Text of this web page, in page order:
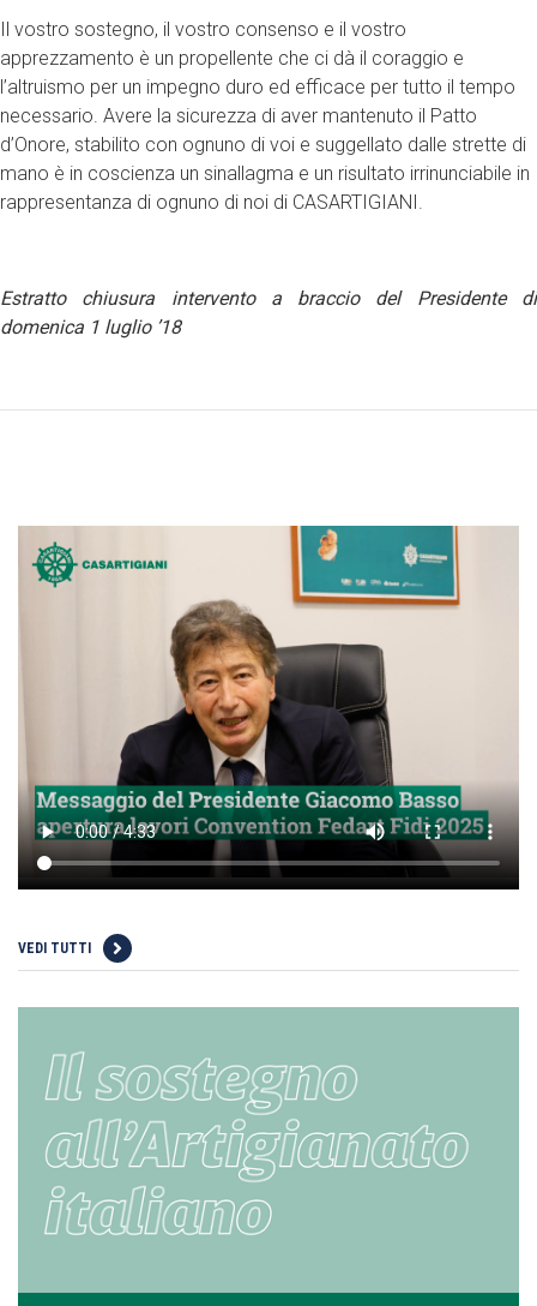
Il vostro sostegno, il vostro consenso e il vostro
apprezzamento è un propellente che ci dà il coraggio e
l’altruismo per un impegno duro ed efficace per tutto il tempo
necessario. Avere la sicurezza di aver mantenuto il Patto
d’Onore, stabilito con ognuno di voi e suggellato dalle strette di
mano è in coscienza un sinallagma e un risultato irrinunciabile in
rappresentanza di ognuno di noi di CASARTIGIANI.
Estratto chiusura intervento a braccio del Presidente di
domenica 1 luglio ’18
VEDI TUTTI